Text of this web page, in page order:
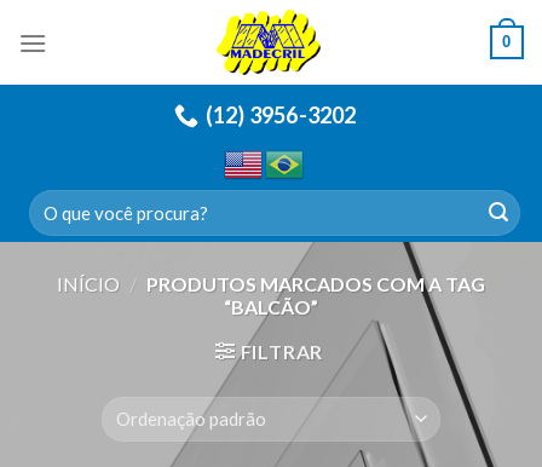
0
(12) 3956-3202
Pesquisar
por:
INÍCIO / PRODUTOS MARCADOS COM A TAG
“BALCÃO”
FILTRAR